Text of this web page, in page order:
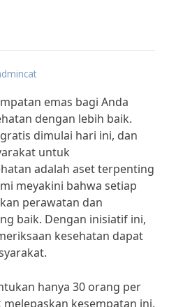
emas bagi Anda
dengan lebih baik.
dimulai hari ini, dan
untuk
adalah aset terpenting
meyakini bahwa setiap
perawatan dan
baik. Dengan inisiatif ini,
kesehatan dapat
hanya 30 orang per
kesempatan ini.